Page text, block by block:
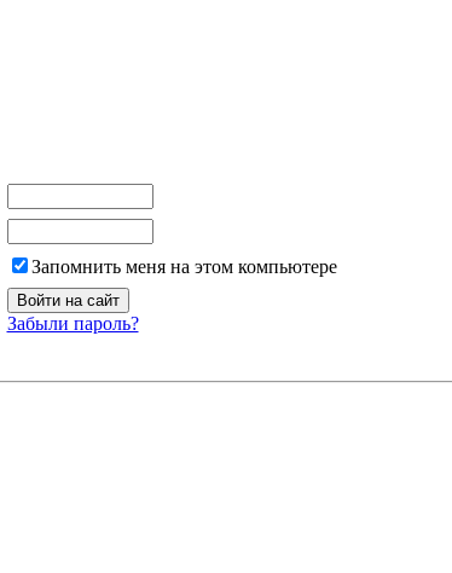
Запомнить меня на этом компьютере
Забыли пароль?